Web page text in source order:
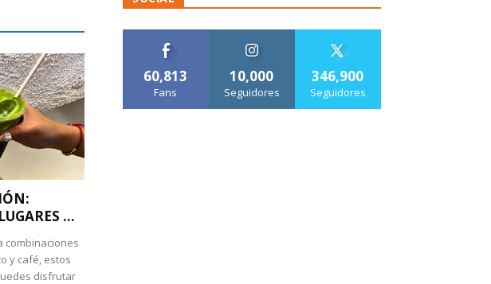
...
combinaciones
y café, estos
disfrutar
60,813
Fans
10,000
Seguidores
346,900
Seguidores